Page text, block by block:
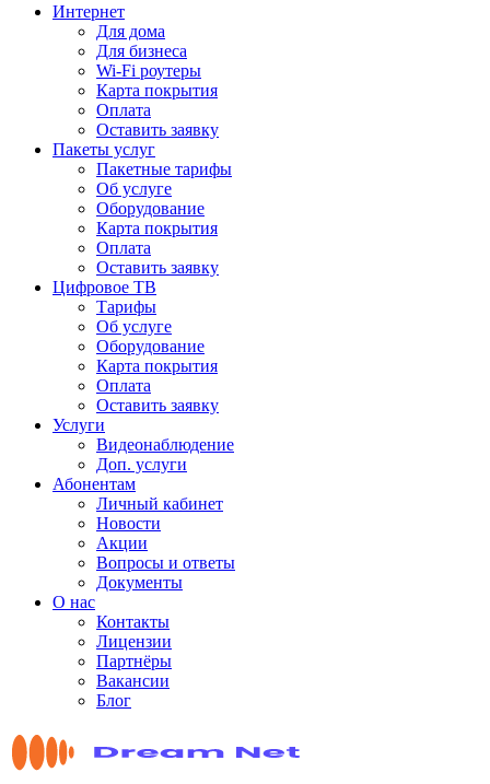
Интернет
Для дома
Для бизнеса
Wi-Fi роутеры
Карта покрытия
Оплата
Оставить заявку
Пакеты услуг
Пакетные тарифы
Об услуге
Оборудование
Карта покрытия
Оплата
Оставить заявку
Цифровое ТВ
Тарифы
Об услуге
Оборудование
Карта покрытия
Оплата
Оставить заявку
Услуги
Видеонаблюдение
Доп. услуги
Абонентам
Личный кабинет
Новости
Акции
Вопросы и ответы
Документы
О нас
Контакты
Лицензии
Партнёры
Вакансии
Блог